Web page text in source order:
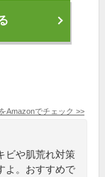
Amazonでチェック >>
ビや肌荒れ対策
よ。おすすめで